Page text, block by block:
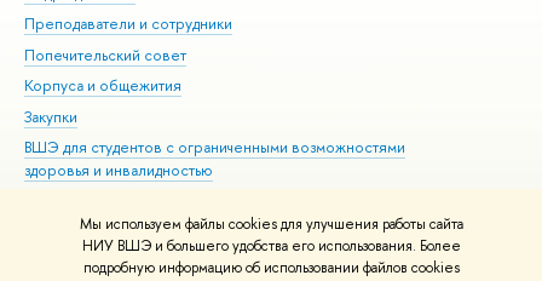
Мы используем файлы cookies для улучшения работы сайта
НИУ ВШЭ и большего удобства его использования. Более
подробную информацию об использовании файлов cookies
Преподаватели и сотрудники
Попечительский совет
Корпуса и общежития
Закупки
ВШЭ для студентов с ограниченными возможностями
здоровья и инвалидностью
Единая платежная страница